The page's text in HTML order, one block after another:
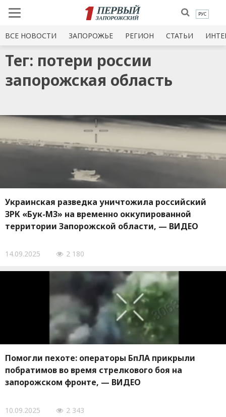
РУС
ВСЕ НОВОСТИ ЗАПОРОЖЬЕ РЕГИОН СТАТЬИ
Тег: потери россии
запорожская область
Украинская разведка уничтожила российский
ЗРК «Бук-М3» на временно оккупированной
территории Запорожской области, — ВИДЕО
14.09.2025 2 180
Помогли пехоте: операторы БпЛА прикрыли
побратимов во время стрелкового боя на
запорожском фронте, — ВИДЕО
10.09.2025 2 343